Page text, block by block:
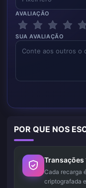
AVALIAÇÃO
SUA AVALIAÇÃO
POR QUE NOS
Transações
Cada recarga
criptografada